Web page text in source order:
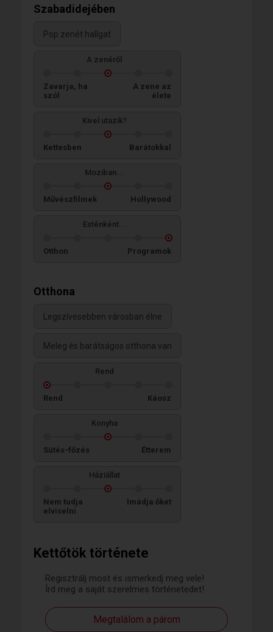
Kettőtök története
Regisztrálj most és ismerkedj meg vele!
Írd meg a saját szerelmes történetedet!
Megtalálom a párom
Szabadidejében
Pop zenét hallgat
A zenéről
Zavarja, ha
szól
A zene az
élete
Kivel utazik?
Kettesben Barátokkal
Moziban...
Művészfilmek Hollywood
Esténként...
Otthon Programok
Otthona
Legszívesebben városban élne
Meleg és barátságos otthona van
Rend
Rend Káosz
Konyha
Sütés-főzés Étterem
Háziállat
Nem tudja
elviselni
Imádja őket